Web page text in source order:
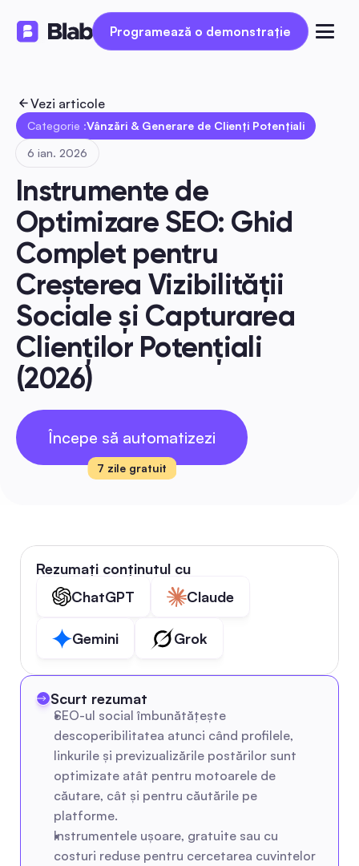
Programează o demonstrație
Programează o demonstrație
Vezi articole
Categorie :Vânzări & Generare de Clienți Potențiali
6 ian. 2026
Instrumente de
Optimizare SEO: Ghid
Complet pentru
Creșterea Vizibilității
Sociale și Capturarea
Clienților Potențiali
(2026)
Începe să automatizezi
7 zile gratuit
Rezumați conținutul cu
ChatGPT
Claude
Gemini Grok
Scurt rezumat
SEO-ul social îmbunătățește
descoperibilitatea atunci când profilele,
linkurile și previzualizările postărilor sunt
optimizate atât pentru motoarele de
căutare, cât și pentru căutările pe
platforme.
Instrumentele ușoare, gratuite sau cu
costuri reduse pentru cercetarea cuvintelor